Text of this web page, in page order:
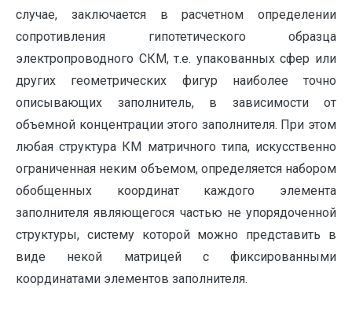
случае, заключается в расчетном определении
сопротивления гипотетического образца
электропроводного СКМ, т.е. упакованных сфер или
других геометрических фигур наиболее точно
описывающих заполнитель, в зависимости от
объемной концентрации этого заполнителя. При этом
любая структура КМ матричного типа, искусственно
ограниченная неким объемом, определяется набором
обобщенных координат каждого элемента
заполнителя являющегося частью не упорядоченной
структуры, систему которой можно представить в
виде некой матрицей с фиксированными
координатами элементов заполнителя.